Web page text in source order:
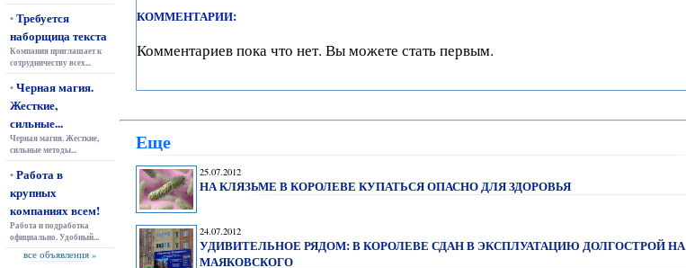
•Требуется
наборщица текста
Компания приглашает к
сотрудничеству всех...
•Черная магия.
Жесткие,
сильные...
Черная магия. Жесткие,
сильные методы...
•Работа в
крупных
компаниях всем!
Работа и подработка
официально. Удобный...
все объявления »
КОММЕНТАРИИ:
Комментариев пока что нет. Вы можете стать первым.
Еще
25.07.2012
НА КЛЯЗЬМЕ В КОРОЛЕВЕ КУПАТЬСЯ ОПАСНО ДЛЯ ЗДОРОВЬЯ
24.07.2012
УДИВИТЕЛЬНОЕ РЯДОМ: В КОРОЛЕВЕ СДАН В ЭКСПЛУАТАЦИЮ ДОЛГОСТРОЙ НА
МАЯКОВСКОГО